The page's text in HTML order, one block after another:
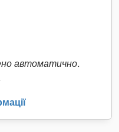
автоматично.